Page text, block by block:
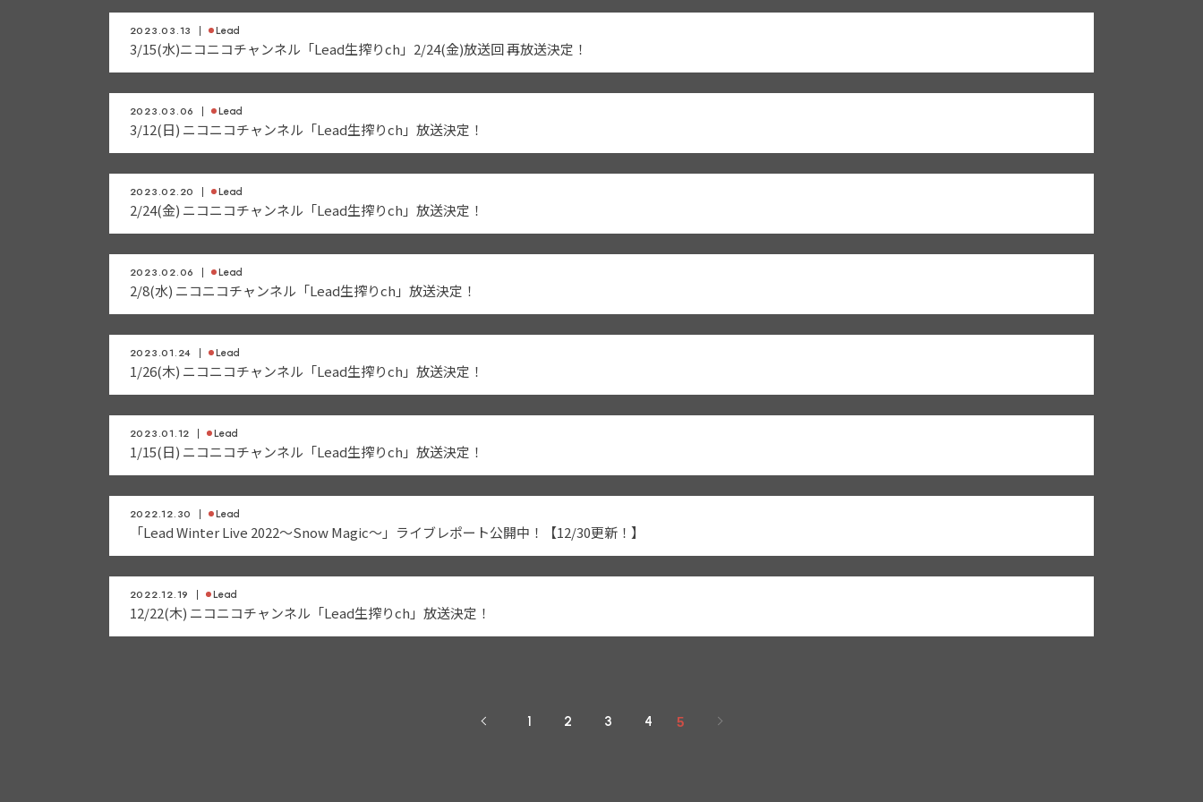
2023.03.13 Lead
3/15(水)ニコニコチャンネル「Lead生搾りch」2/24(金)放送回 再放送決定！
2023.03.06 Lead
3/12(日) ニコニコチャンネル「Lead生搾りch」放送決定！
2023.02.20 Lead
2/24(金) ニコニコチャンネル「Lead生搾りch」放送決定！
2023.02.06 Lead
2/8(水) ニコニコチャンネル「Lead生搾りch」放送決定！
2023.01.24 Lead
1/26(木) ニコニコチャンネル「Lead生搾りch」放送決定！
2023.01.12 Lead
1/15(日) ニコニコチャンネル「Lead生搾りch」放送決定！
2022.12.30 Lead
「Lead Winter Live 2022～Snow Magic〜」ライブレポート公開中！【12/30更新！】
2022.12.19 Lead
12/22(木) ニコニコチャンネル「Lead生搾りch」放送決定！
1 2 3 4 5